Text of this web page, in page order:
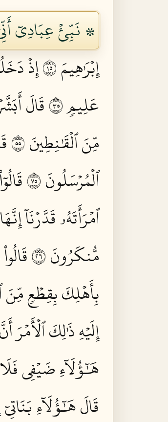
۞ نَبِّئۡ عِبَادِيٓ أَنِّيٓ
إِبۡرَٰهِيمَ ٥١
إِذۡ
عَلِيمٖ ٥٣
قَالَ
مِّنَ ٱلۡقَٰنِطِينَ ٥٥
ٱلۡمُرۡسَلُونَ ٥٧
ٱمۡرَأَتَهُۥ قَدَّرۡنَآ
مُّنكَرُونَ ٦٢
بِأَهۡلِكَ بِقِطۡعٖ مِّنَ
إِلَيۡهِ ذَٰلِكَ ٱلۡأَمۡرَ
هَٰٓؤُلَآءِ ضَيۡفِي
قَالَ هَٰٓؤُلَآءِ بَنَاتِيٓ